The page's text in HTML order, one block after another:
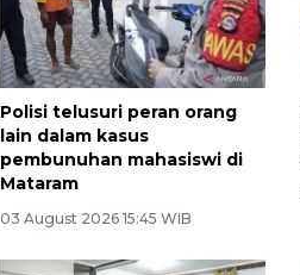
Polisi telusuri peran orang
lain dalam kasus
pembunuhan mahasiswi di
Mataram
03 August 2026 15:45 WIB